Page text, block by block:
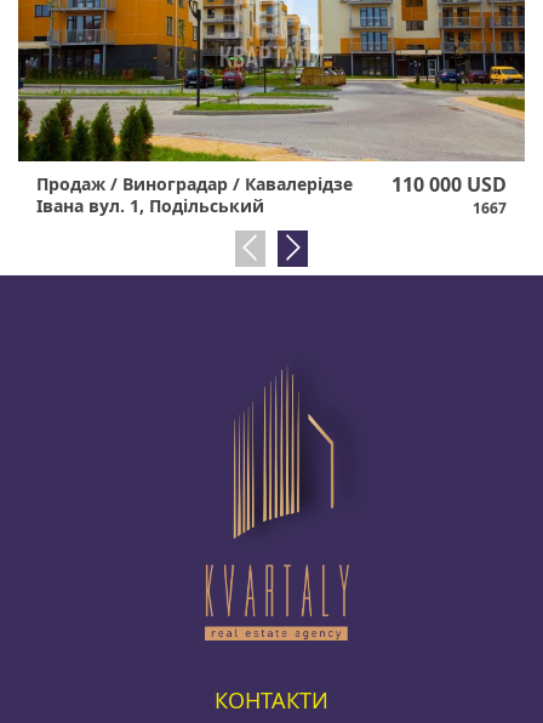
Продаж / Виноградар / Кавалерідзе
Івана вул. 1, Подільський
110 000 USD
1667
КОНТАКТИ